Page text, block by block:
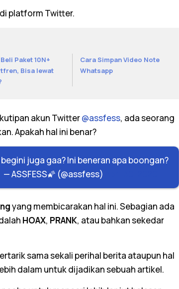
platform Twitter.
Paket 10N+
Bisa lewat
Cara Simpan Video Note
Whatsapp
akun Twitter@assfess, ada seorang
Apakah hal ini benar?
juga gaa? Ini beneran apa boongan?
— ASSFESS🌠 (@assfess)
yang membicarakan hal ini. Sebagian ada
HOAX, PRANK, atau bahkan sekedar
sama sekali perihal berita ataupun hal
dalam untuk dijadikan sebuah artikel.